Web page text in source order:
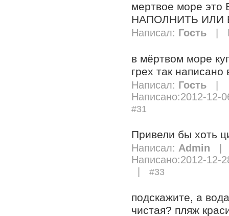
мертвое море
НАПОЛНИТЬ
Написал: Гость |
в мёртвом море
грех так написано
Написал: Гость
Написано:2012-
#31
Привели бы хоть
Написал: Admin
Написано:2012-12-
#33
подскажите, а
чистая? пляж